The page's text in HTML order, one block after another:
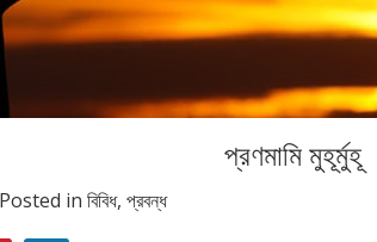
প্রণমামি মুহূর্মুহূ
Posted in বিবিধ, প্রবন্ধ